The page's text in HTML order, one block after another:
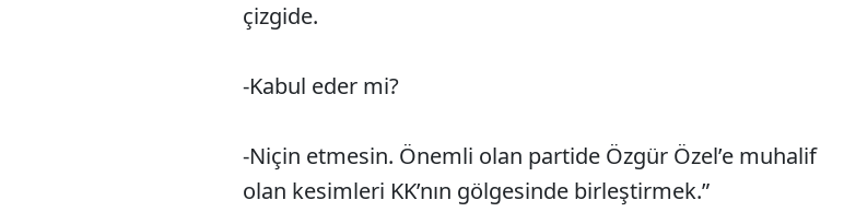
çizgide.
-Kabul eder mi?
-Niçin etmesin. Önemli olan partide Özgür Özel’e muhalif
olan kesimleri KK’nın gölgesinde birleştirmek.”